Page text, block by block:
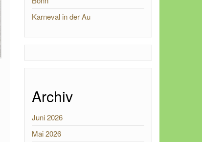
Karneval in der Au
Archiv
Juni 2026
Mai 2026